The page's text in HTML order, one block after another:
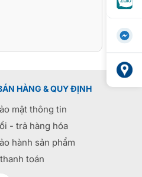
HÀNG & QUY ĐỊNH
mật thông tin
- trả hàng hóa
hành sản phẩm
toán